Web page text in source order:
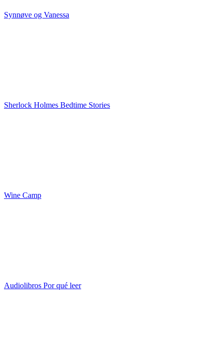
Synnøve og Vanessa
Sherlock Holmes Bedtime Stories
Wine Camp
Audiolibros Por qué leer